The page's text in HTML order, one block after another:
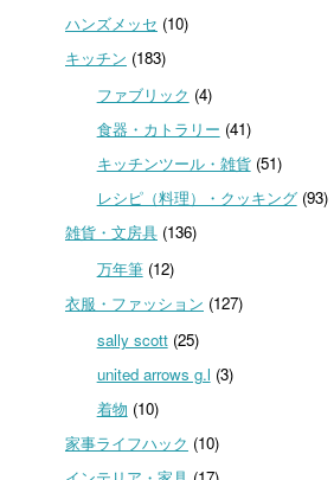
ハンズメッセ (10)
キッチン (183)
ファブリック (4)
食器・カトラリー (41)
キッチンツール・雑貨(51)
レシピ（料理）・クッキング(93)
雑貨・文房具(136)
万年筆(12)
衣服・ファッション (127)
sally scott(25)
united arrows g.l (3)
着物 (10)
家事ライフハック (10)